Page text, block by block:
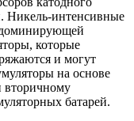
Никель-интенсивные
которые
и могут
на основе
вторичному
батарей.